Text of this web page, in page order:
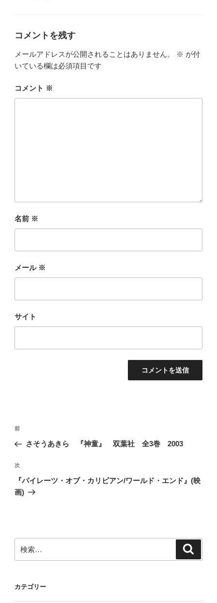
コメントを残す
メールアドレスが公開されることはありません。 ※ が付
いている欄は必須項目です
コメント ※
名前 ※
メール ※
サイト
投
ナ
ビ
ゲ
ー
前
の
稿
前
さそうあきら 『神童』 双葉社 全3巻 2003
次
の
投
次
『パイレーツ・オブ・カリビアン/ワールド・エンド』(映
画)
索:
カテゴリー